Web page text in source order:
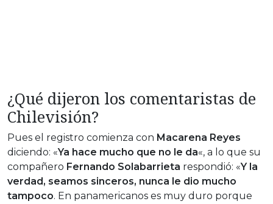
¿Qué dijeron los comentaristas de
Chilevisión?
Pues el registro comienza con Macarena Reyes
diciendo: «Ya hace mucho que no le da«, a lo que su
compañero Fernando Solabarrieta respondió: «Y la
verdad, seamos sinceros, nunca le dio mucho
tampoco. En panamericanos es muy duro porque